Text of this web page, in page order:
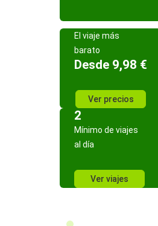
El viaje más
barato
Desde 9,98 €
Ver precios
2
Mínimo de viajes
al día
Ver viajes